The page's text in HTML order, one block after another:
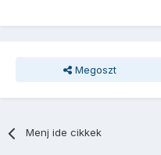
Megoszt
Menj ide cikkek